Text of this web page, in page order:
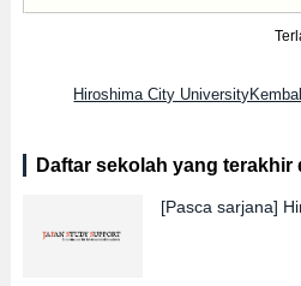
Hiroshima City
Daftar sekolah yang terakhir
[Pasca sarjana]